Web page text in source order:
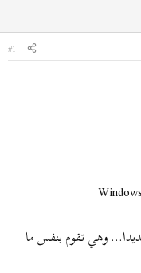
#1
وهي تقوم بنفس ما